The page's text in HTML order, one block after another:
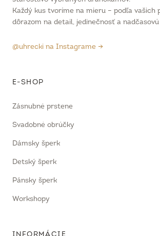
Každý kus tvoríme na mieru – podľa vašich
dôrazom na detail, jedinečnosť a nadčasovú
@uhrecki na Instagrame →
E-SHOP
Zásnubné prstene
Svadobné obrúčky
Dámsky šperk
Detský šperk
Pánsky šperk
Workshopy
INFORMÁCIE